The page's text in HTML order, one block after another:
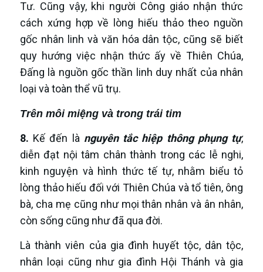
Tư. Cũng vậy, khi người Công giáo nhận thức
cách xứng hợp về lòng hiếu thảo theo nguồn
gốc nhân linh và văn hóa dân tộc, cũng sẽ biết
quy hướng việc nhận thức ấy về Thiên Chúa,
Đấng là nguồn gốc thần linh duy nhất của nhân
loại và toàn thể vũ trụ.
Trên môi miệng và trong trái tim
8. Kế đến là nguyên tắc hiệp thông phụng tự,
diễn đạt nội tâm chân thành trong các lễ nghi,
kinh nguyện và hình thức tế tự, nhằm biểu tỏ
lòng thảo hiếu đối với Thiên Chúa và tổ tiên, ông
bà, cha mẹ cũng như mọi thân nhân và ân nhân,
còn sống cũng như đã qua đời.
Là thành viên của gia đình huyết tộc, dân tộc,
nhân loại cũng như gia đình Hội Thánh và gia